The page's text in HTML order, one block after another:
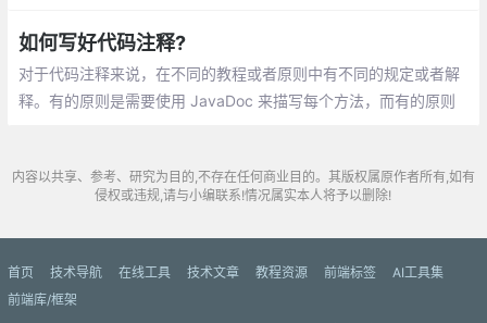
如何写好代码注释?
对于代码注释来说，在不同的教程或者原则中有不同的规定或者解
释。有的原则是需要使用 JavaDoc 来描写每个方法，而有的原则
内容以共享、参考、研究为目的,不存在任何商业目的。其版权属原作者所有,如有
侵权或违规,请与小编联系!情况属实本人将予以删除!
首页 技术导航 在线工具 技术文章 教程资源 前端标签
AI工具集
前端库/框架